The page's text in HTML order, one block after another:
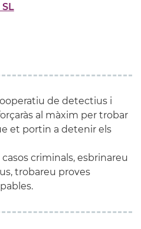
SL
de detectius i
al màxim per trobar
et portin a detenir els
criminals, esbrinareu
trobareu proves